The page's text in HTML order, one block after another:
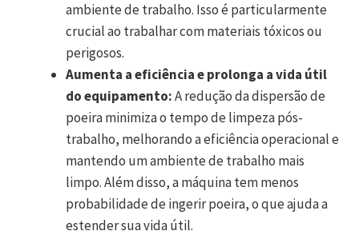
ambiente de trabalho. Isso é particularmente
crucial ao trabalhar com materiais tóxicos ou
perigosos.
Aumenta a eficiência e prolonga a vida útil
do equipamento:A redução da dispersão de
poeira minimiza o tempo de limpeza pós-
trabalho, melhorando a eficiência operacional e
mantendo um ambiente de trabalho mais
limpo. Além disso, a máquina tem menos
probabilidade de ingerir poeira, o que ajuda a
estender sua vida útil.